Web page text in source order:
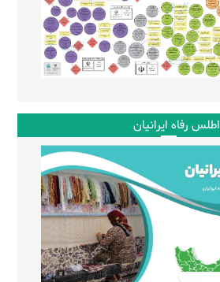
اطلس رفاه ایرانیان